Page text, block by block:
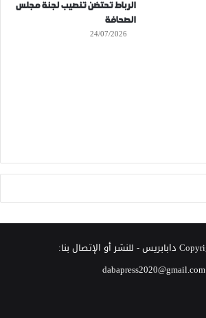
الرباط تحتضن تنصيب لجنة مجلس
الصحافة
24/07/2026
دابابريس- للنشر أو الإتصال بنا:
dabapress2020@gmail.com